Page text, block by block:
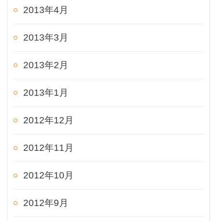
2013年4月
2013年3月
2013年2月
2013年1月
2012年12月
2012年11月
2012年10月
2012年9月